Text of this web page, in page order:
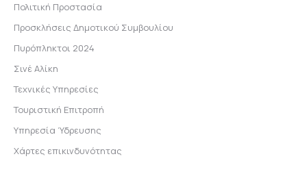
Πολιτική Προστασία
Προσκλήσεις Δημοτικού Συμβουλίου
Πυρόπληκτοι 2024
Σινέ Αλίκη
Τεχνικές Υπηρεσίες
Τουριστική Επιτροπή
Υπηρεσία Ύδρευσης
Χάρτες επικινδυνότητας